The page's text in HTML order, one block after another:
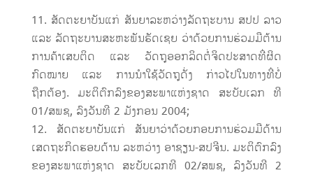
ສັດຕະຍາບັນແກ່ ສັນຍາລະຫວ່າງລັດຖະບານ ສປປ ລາວ
ແລະ ລັດຖະບານສະຫະພັນຣັດເຊຍ ວ່າດ້ວຍການຮ່ວມມືຕ້ານ
ການຄ້າເສບຕິດ ແລະ ວັດຖຸອອກລິດຕໍ່ຈິດປະສາດທີ່ຜິດ
ກົດໝາຍ ແລະ ການນຳໃຊ້ວັດຖຸດັ່ງ ກ່າວໄປໃນທາງທີ່ບໍ່
ຖືກຕ້ອງ. ມະຕິຕົກລົງຂອງສະພາແຫ່ງຊາດ ສະບັບເລກ ທີ
01/ສພຊ, ລົງວັນທີ 2 ມັງກອນ 2004;
ສັດຕະຍາບັນແກ່ ສັນຍາວ່າດ້ວຍກອບການຮ່ວມມືດ້ານ
ເສດຖະກິດຮອບດ້ານ ລະຫວ່າງ ອາຊຽນ-ສປຈີນ. ມະຕິຕົກລົງ
ຂອງສະພາແຫ່ງຊາດ ສະບັບເລກທີ 02/ສພຊ, ລົງວັນທີ 2